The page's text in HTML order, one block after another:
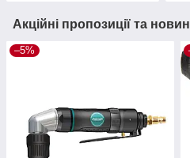
Акційні пропозиції та
–5%